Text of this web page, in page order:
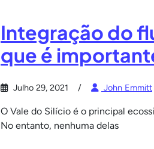
Integração do
que é
Julho 29, 2021 John Emmitt
O Vale do Silício é o principal
No entanto, nenhuma delas